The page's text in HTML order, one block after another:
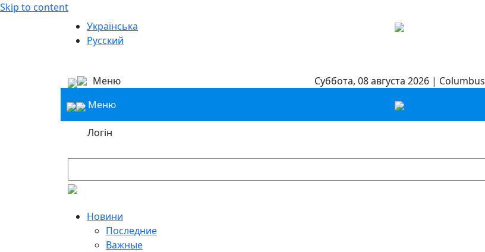
Skip to content
Українська
Русский
Меню
Суббота, 08 августа 2026 | Columbus
Меню
Логін
Новини
Последние
Важные